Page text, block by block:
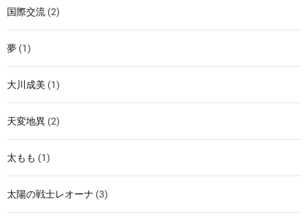
国際交流 (2)
夢 (1)
大川成美 (1)
天変地異 (2)
太もも (1)
太陽の戦士レオーナ (3)